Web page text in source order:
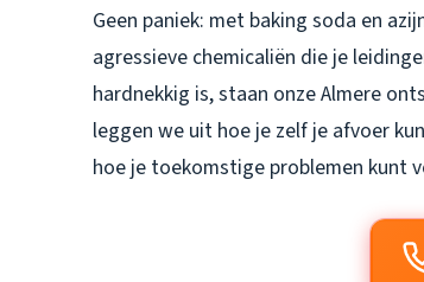
Geen paniek: met baking soda en
agressieve chemicaliën die je
hardnekkig is, staan onze Almere
leggen we uit hoe je zelf je afvoer
hoe je toekomstige problemen kunt